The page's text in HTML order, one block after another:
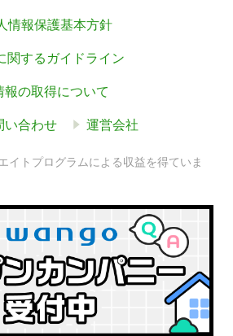
情報保護基本方針
関するガイドライン
の取得について
い合わせ 運営会社
イトプログラムによる収益を得ていま